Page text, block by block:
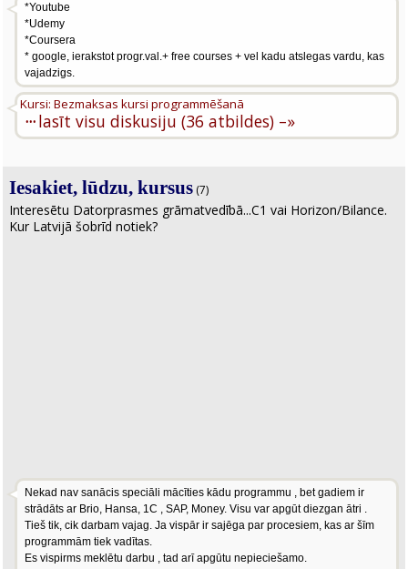
*Youtube
*Udemy
*Coursera
* google, ierakstot progr.val.+ free courses + vel kadu atslegas vardu, kas
vajadzigs.
···
Kursi: Bezmaksas kursi programmēšanā
lasīt visu diskusiju (36 atbildes) –»
Iesakiet, lūdzu, kursus (7)
Interesētu Datorprasmes grāmatvedībā...C1 vai Horizon/Bilance.
Kur Latvijā šobrīd notiek?
Nekad nav sanācis speciāli mācīties kādu programmu , bet gadiem ir
strādāts ar Brio, Hansa, 1C , SAP, Money. Visu var apgūt diezgan ātri .
Tieš tik, cik darbam vajag. Ja vispār ir sajēga par procesiem, kas ar šīm
programmām tiek vadītas.
Es vispirms meklētu darbu , tad arī apgūtu nepieciešamo.